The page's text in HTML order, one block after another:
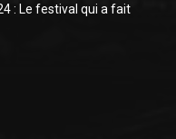
: Le festival qui a fait